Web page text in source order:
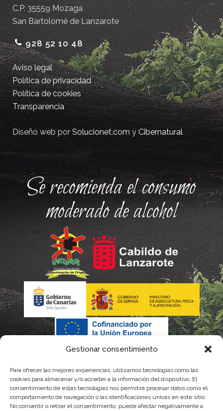
Gestionar consentimiento
Para ofrecer las mejores experiencias, utilizamos tecnologías como las
cookies para almacenar y/o acceder a la información del dispositivo. El
consentimiento de estas tecnologías nos permitirá procesar datos como el
comportamiento de navegación o las identificaciones únicas en este sitio.
No consentir o retirar el consentimiento, puede afectar negativamente a
C.P. 35559 Mozaga
San Bartolomé de Lanzarote
928 52 10 48
Aviso legal
Política de privacidad
Política de cookies
Transparencia
Diseño web porSolucionet.comyCibernatural
Se recomienda el consumo
moderado de alcohol